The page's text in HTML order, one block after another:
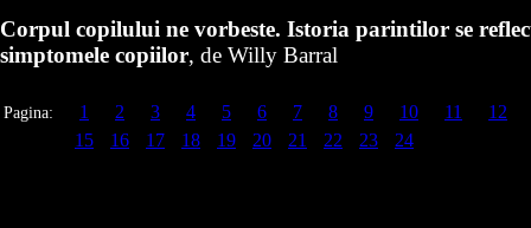
Corpul copilului ne vorbeste. Istoria parintilor se
simptomele copiilor, de Willy Barral
Pagina: 1 2 3 4 5 6 7 8 9 10 11
12
15
16 17 18 19 20 21 22 23 24